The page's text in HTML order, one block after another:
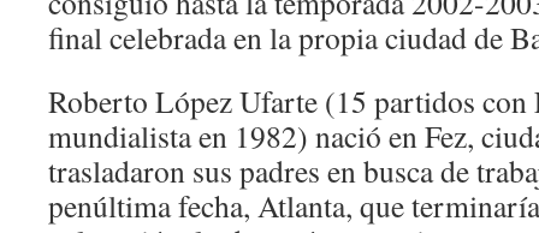
final celebrada en la propia ciudad de
Roberto López Ufarte (15 partidos con
mundialista en 1982) nació en Fez,
trasladaron sus padres en busca de
penúltima fecha, Atlanta, que